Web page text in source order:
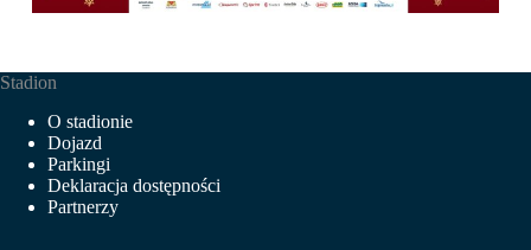
Stadion
O stadionie
Dojazd
Parkingi
Deklaracja dostępności
Partnerzy